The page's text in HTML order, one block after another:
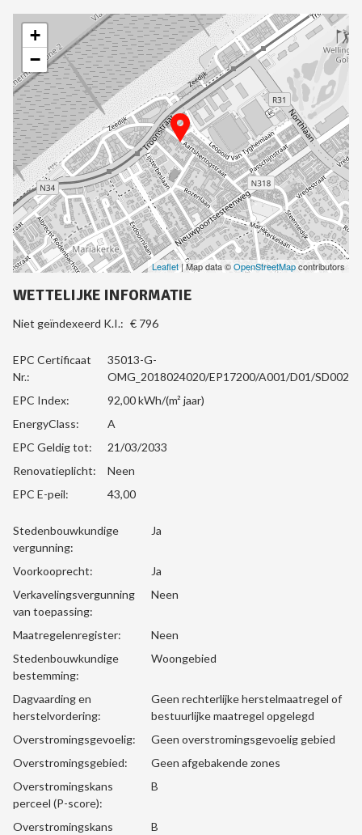
+
−
Leaflet| Map data ©OpenStreetMapcontributors
WETTELIJKE INFORMATIE
Niet geïndexeerd K.I.: € 796
EPC Certificaat
Nr.:
35013-G-
OMG_2018024020/EP17200/A001/D01/SD002
EPC Index:
92,00 kWh/(m² jaar)
EnergyClass:
A
EPC Geldig tot:
21/03/2033
Renovatieplicht:
Neen
EPC E-peil:
43,00
Stedenbouwkundige
vergunning:
Ja
Voorkooprecht:
Ja
Verkavelingsvergunning
van toepassing:
Neen
Maatregelenregister:
Neen
Stedenbouwkundige
bestemming:
Woongebied
Dagvaarding en
herstelvordering:
Geen rechterlijke herstelmaatregel of
bestuurlijke maatregel opgelegd
Overstromingsgevoelig:
Geen overstromingsgevoelig gebied
Overstromingsgebied:
Geen afgebakende zones
Overstromingskans
perceel (P-score):
B
Overstromingskans
B